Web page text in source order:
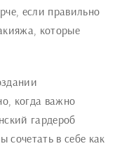
если правильно
которые
когда важно
гардероб
в себе как